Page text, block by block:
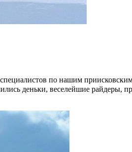
по нашим
деньки, веселейшие райдеры,